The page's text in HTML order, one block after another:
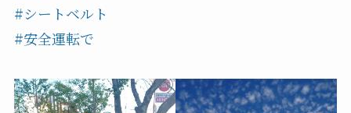
#シートベルト
#安全運転で